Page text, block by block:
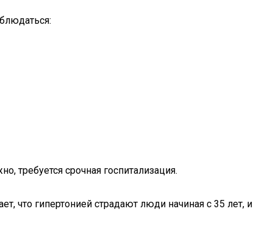
требуется срочная госпитализация.
что гипертонией страдают люди начиная с 35 лет, и